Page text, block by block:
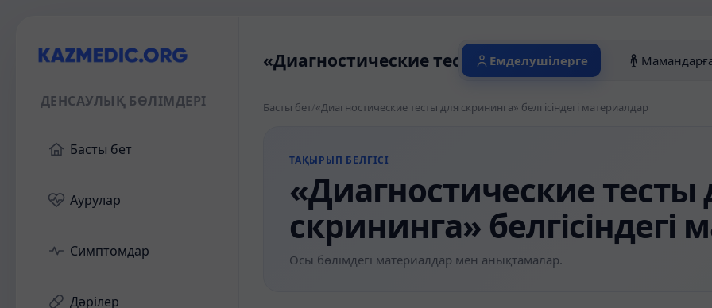
ДЕНСАУЛЫҚ БӨЛІМДЕРІ
Басты бет
Аурулар
Симптомдар
Дәрілер
«Диагностические тесты для скрининга»
Емделушілерге
Басты бет/«Диагностические тесты для скрининга» белгісіндегі материалдар
ТАҚЫРЫП БЕЛГІСІ
«Диагностические тесты
скрининга» белгісіндегі
Осы бөлімдегі материалдар мен анықтамалар.